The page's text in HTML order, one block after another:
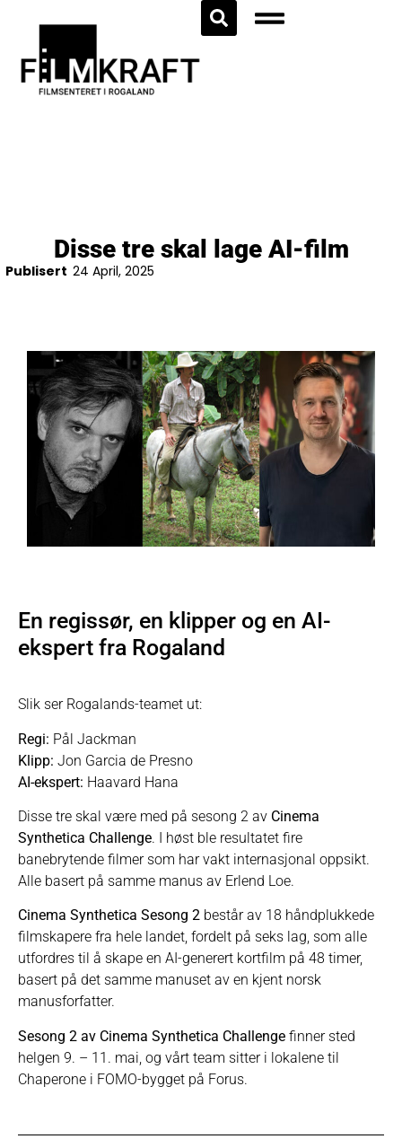
Disse tre skal lage AI-film
Publisert 24 April, 2025
En regissør, en klipper og en AI-
ekspert fra Rogaland
Slik ser Rogalands-teamet ut:
Regi: Pål Jackman
Klipp: Jon Garcia de Presno
AI-ekspert: Haavard Hana
Disse tre skal være med på sesong 2 av Cinema
Synthetica Challenge. I høst ble resultatet fire
banebrytende filmer som har vakt internasjonal oppsikt.
Alle basert på samme manus av Erlend Loe.
Cinema Synthetica Sesong 2 består av 18 håndplukkede
filmskapere fra hele landet, fordelt på seks lag, som alle
utfordres til å skape en AI-generert kortfilm på 48 timer,
basert på det samme manuset av en kjent norsk
manusforfatter.
Sesong 2 av Cinema Synthetica Challenge finner sted
helgen 9. – 11. mai, og vårt team sitter i lokalene til
Chaperone i FOMO-bygget på Forus.